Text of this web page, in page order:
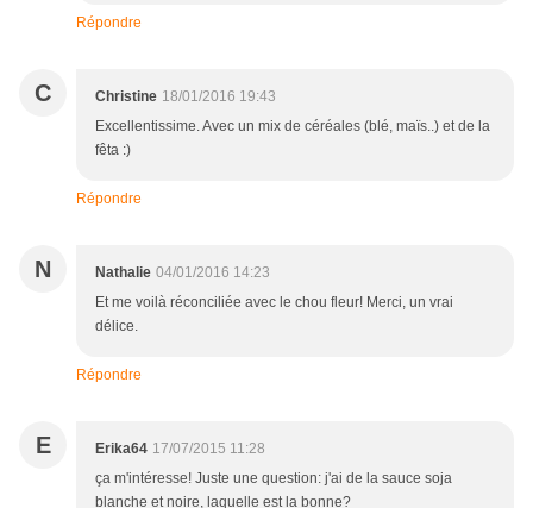
Répondre
C Christine 18/01/2016 19:43
Excellentissime. Avec un mix de céréales (blé, maïs..) et de la
fêta :)
Répondre
N Nathalie 04/01/2016 14:23
Et me voilà réconciliée avec le chou fleur! Merci, un vrai
délice.
Répondre
E Erika64 17/07/2015 11:28
ça m'intéresse! Juste une question: j'ai de la sauce soja
blanche et noire, laquelle est la bonne?